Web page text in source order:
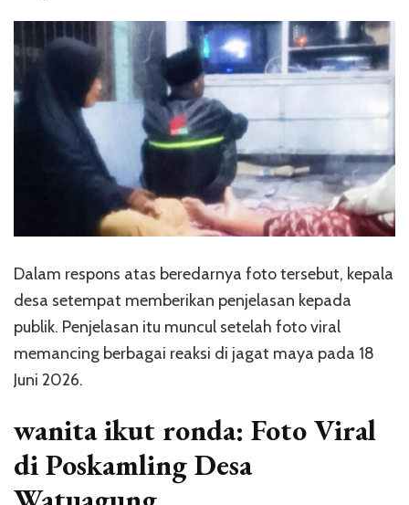
Dalam respons atas beredarnya foto tersebut, kepala
desa setempat memberikan penjelasan kepada
publik. Penjelasan itu muncul setelah foto viral
memancing berbagai reaksi di jagat maya pada 18
Juni 2026.
wanita ikut ronda: Foto Viral
di Poskamling Desa